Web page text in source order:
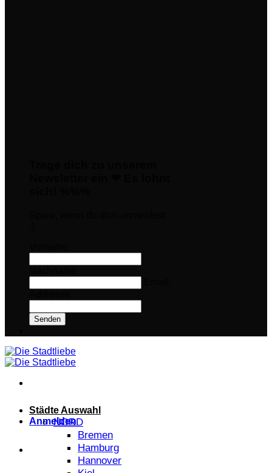
Senden
Anmelden
Städte Auswahl
NORD
Bremen
Hamburg
Hannover